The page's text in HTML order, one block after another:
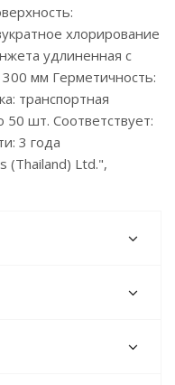
хлорирование
удлиненная с
мм Герметичность:
транспортная
50 шт. Соответствует:
3 года
(Thailand) Ltd.",